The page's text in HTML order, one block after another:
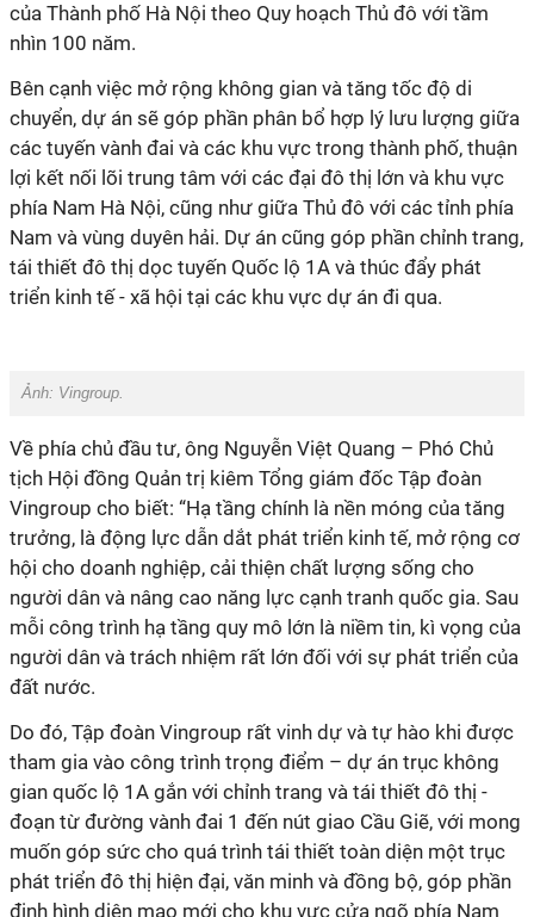
của Thành phố Hà Nội theo Quy hoạch Thủ đô với tầm
nhìn 100 năm.
Bên cạnh việc mở rộng không gian và tăng tốc độ di
chuyển, dự án sẽ góp phần phân bổ hợp lý lưu lượng giữa
các tuyến vành đai và các khu vực trong thành phố, thuận
lợi kết nối lõi trung tâm với các đại đô thị lớn và khu vực
phía Nam Hà Nội, cũng như giữa Thủ đô với các tỉnh phía
Nam và vùng duyên hải. Dự án cũng góp phần chỉnh trang,
tái thiết đô thị dọc tuyến Quốc lộ 1A và thúc đẩy phát
triển kinh tế - xã hội tại các khu vực dự án đi qua.
Ảnh: Vingroup.
Về phía chủ đầu tư, ông Nguyễn Việt Quang – Phó Chủ
tịch Hội đồng Quản trị kiêm Tổng giám đốc Tập đoàn
Vingroup cho biết: “Hạ tầng chính là nền móng của tăng
trưởng, là động lực dẫn dắt phát triển kinh tế, mở rộng cơ
hội cho doanh nghiệp, cải thiện chất lượng sống cho
người dân và nâng cao năng lực cạnh tranh quốc gia. Sau
mỗi công trình hạ tầng quy mô lớn là niềm tin, kì vọng của
người dân và trách nhiệm rất lớn đối với sự phát triển của
đất nước.
Do đó, Tập đoàn Vingroup rất vinh dự và tự hào khi được
tham gia vào công trình trọng điểm – dự án trục không
gian quốc lộ 1A gắn với chỉnh trang và tái thiết đô thị -
đoạn từ đường vành đai 1 đến nút giao Cầu Giẽ, với mong
muốn góp sức cho quá trình tái thiết toàn diện một trục
phát triển đô thị hiện đại, văn minh và đồng bộ, góp phần
định hình diện mạo mới cho khu vực cửa ngõ phía Nam